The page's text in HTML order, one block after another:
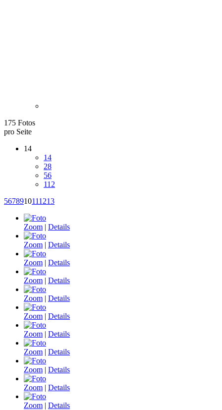
175 Fotos
pro Seite
14
14
28
56
112
5678910111213
Zoom | Details
Zoom | Details
Zoom | Details
Zoom | Details
Zoom | Details
Zoom | Details
Zoom | Details
Zoom | Details
Zoom | Details
Zoom | Details
Zoom | Details